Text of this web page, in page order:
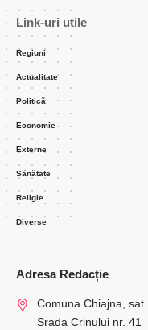
Link-uri utile
Regiuni
Actualitate
Politică
Economie
Externe
Sănătate
Religie
Diverse
Adresa Redacție
Comuna Chiajna, sat
Srada Crinului nr. 41